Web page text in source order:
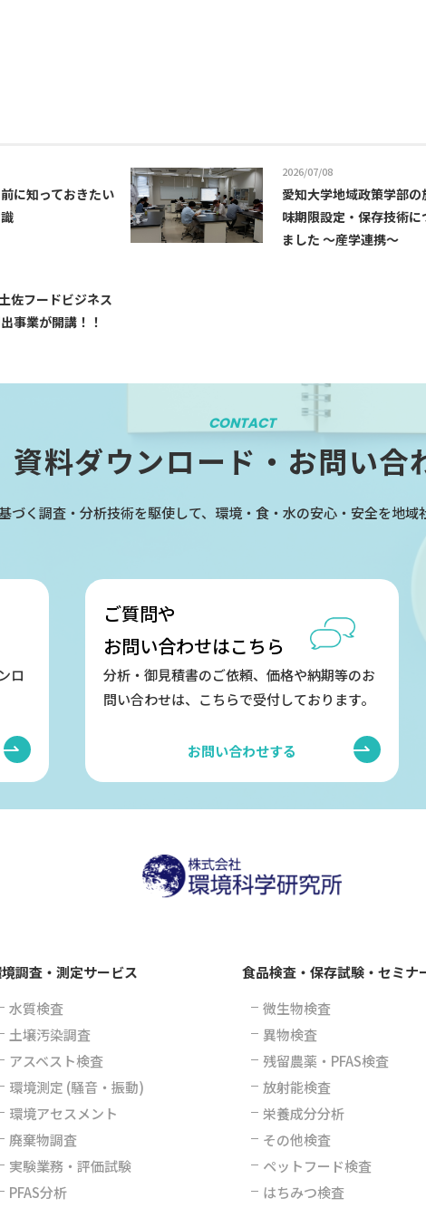
に知っておきたい
2026/07/08
愛知大学地域政策学部の
味期限設定・保存技術に
ました ～産学連携～
佐フードビジネス
事業が開講！！
CONTACT
資料ダウンロード・お問い合
づく調査・分析技術を駆使して、環境・食・水の安心・安全を地域
ロ
ご質問や
お問い合わせはこちら
分析・御見積書のご依頼、価格や納期等のお
問い合わせは、こちらで受付しております。
お問い合わせする
調査・測定サービス
水質検査
土壌汚染調査
アスベスト検査
環境測定 (騒音・振動)
環境アセスメント
廃棄物調査
実験業務・評価試験
PFAS分析
食品検査・保存試験・セミナ
微生物検査
異物検査
残留農薬・PFAS検査
放射能検査
栄養成分分析
その他検査
ペットフード検査
はちみつ検査